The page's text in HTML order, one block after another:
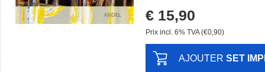
€ 15,90
Prix ​​incl. 6% TVA (€0,90)
AJOUTER SET